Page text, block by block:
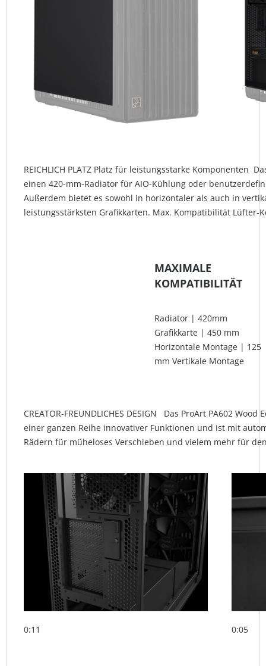
REICHLICH PLATZ Platz für leistungsstarke Komponenten
einen 420-mm-Radiator für AIO-Kühlung oder
Außerdem bietet es sowohl in horizontaler als auch in
leistungsstärksten Grafikkarten. Max. Kompatibilität Lüfter-
MAXIMALE
KOMPATIBILITÄT
Radiator | 420mm
Grafikkarte | 450 mm
Horizontale Montage | 125
mm Vertikale Montage
CREATOR-FREUNDLICHES DESIGN Das ProArt PA602
einer ganzen Reihe innovativer Funktionen und ist mit
Rädern für müheloses Verschieben und vielem mehr für
0:11 0:05